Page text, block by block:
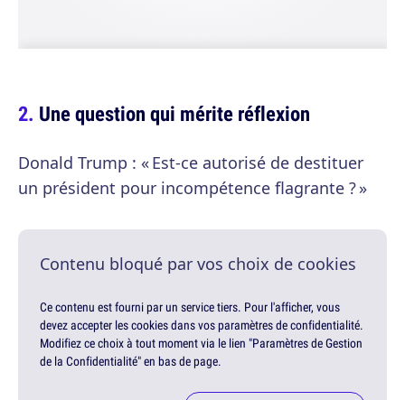
Une question qui mérite réflexion
Donald Trump : « Est-ce autorisé de destituer
un président pour incompétence flagrante ? »
Contenu bloqué par vos choix de cookies
Ce contenu est fourni par un service tiers. Pour l'afficher, vous
devez accepter les cookies dans vos paramètres de confidentialité.
Modifiez ce choix à tout moment via le lien "Paramètres de Gestion
de la Confidentialité" en bas de page.